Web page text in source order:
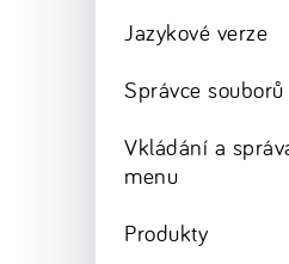
Jazykové verze
Správce
Vkládání a
menu
Produkty